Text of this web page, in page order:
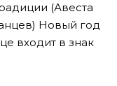
(Авеста
Новый год
входит в знак